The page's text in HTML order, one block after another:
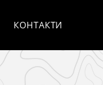
КОНТАКТИ